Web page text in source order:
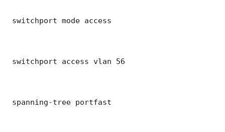
switchport mode access
switchport access vlan 56
spanning-tree portfast